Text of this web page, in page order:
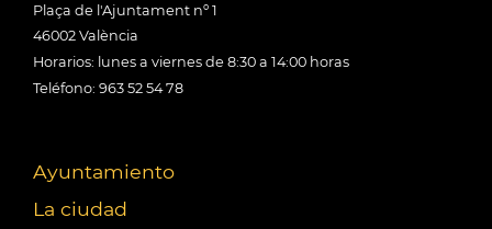
Plaça de l'Ajuntament nº 1
46002 València
Horarios: lunes a viernes de 8:30 a 14:00 horas
Teléfono: 963 52 54 78
Ayuntamiento
La ciudad